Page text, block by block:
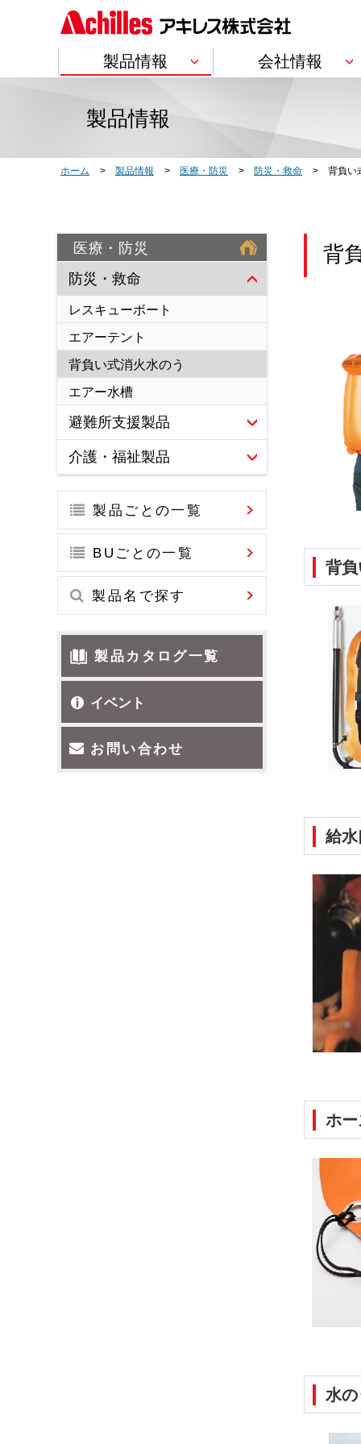
製品情報
製品情報 トップ
製品ごとの一覧
BUごとの一覧
製品名で探す
製品カタログ一覧
イベント
お問い合わせ
ラミネート加工品
生活・レジャ
ボー
会社情報
会社情報 トップ
トップメッセージ
企業理念
IR情報 トップ
株主・投資家の
皆様へメッセージ
個人投資家の
サステナビリティ
ステークホルダーの皆様へ
のメッセージ
企業理念・各
研究開発 トップ
トップメッセージ
研究開発方針
開発ストーリー
採用情報 トップ
製品情報
ホーム 製品情報 医療・防災 防災・救命 背負い
背
背
給水
ホ
水の
医療・防災
防災・救命
レスキューボート
エアーテント
背負い式消火水のう
エアー水槽
避難所支援製品
非常用圧縮マットレス
アキレスエアーフロアDS-5
エアー式たたみ くつろぎ
どこでもおうちベッド
睡眠セット
介護・福祉製品
介護・福祉製品の業務移管のご
案内製品ごとの一覧
BUごとの一覧
製品名で探す
製品カタログ一覧
イベント
お問い合わせ